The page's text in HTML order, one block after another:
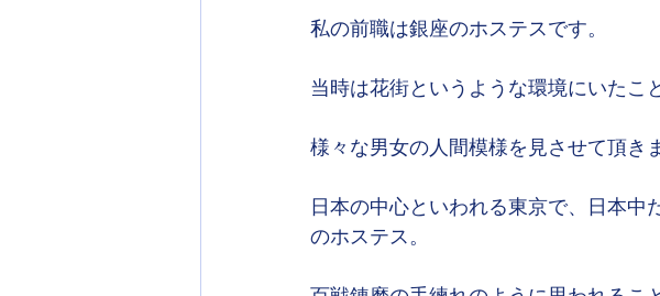
私の前職は銀座のホステスです。
当時は花街というような環境にいたこ
様々な男女の人間模様を見させて頂き
日本の中心といわれる東京で、日本中
のホステス。